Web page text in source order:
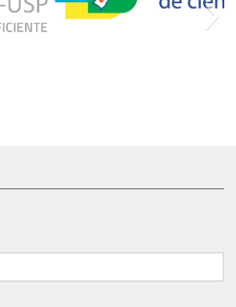
de suspensões concentradas